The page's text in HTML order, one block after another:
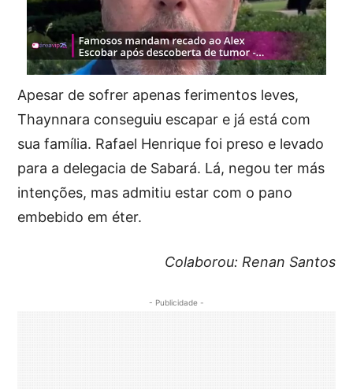
Apesar de sofrer apenas ferimentos leves,
Thaynnara conseguiu escapar e já está com
sua família. Rafael Henrique foi preso e levado
para a delegacia de Sabará. Lá, negou ter más
intenções, mas admitiu estar com o pano
embebido em éter.
Colaborou: Renan Santos
- Publicidade -